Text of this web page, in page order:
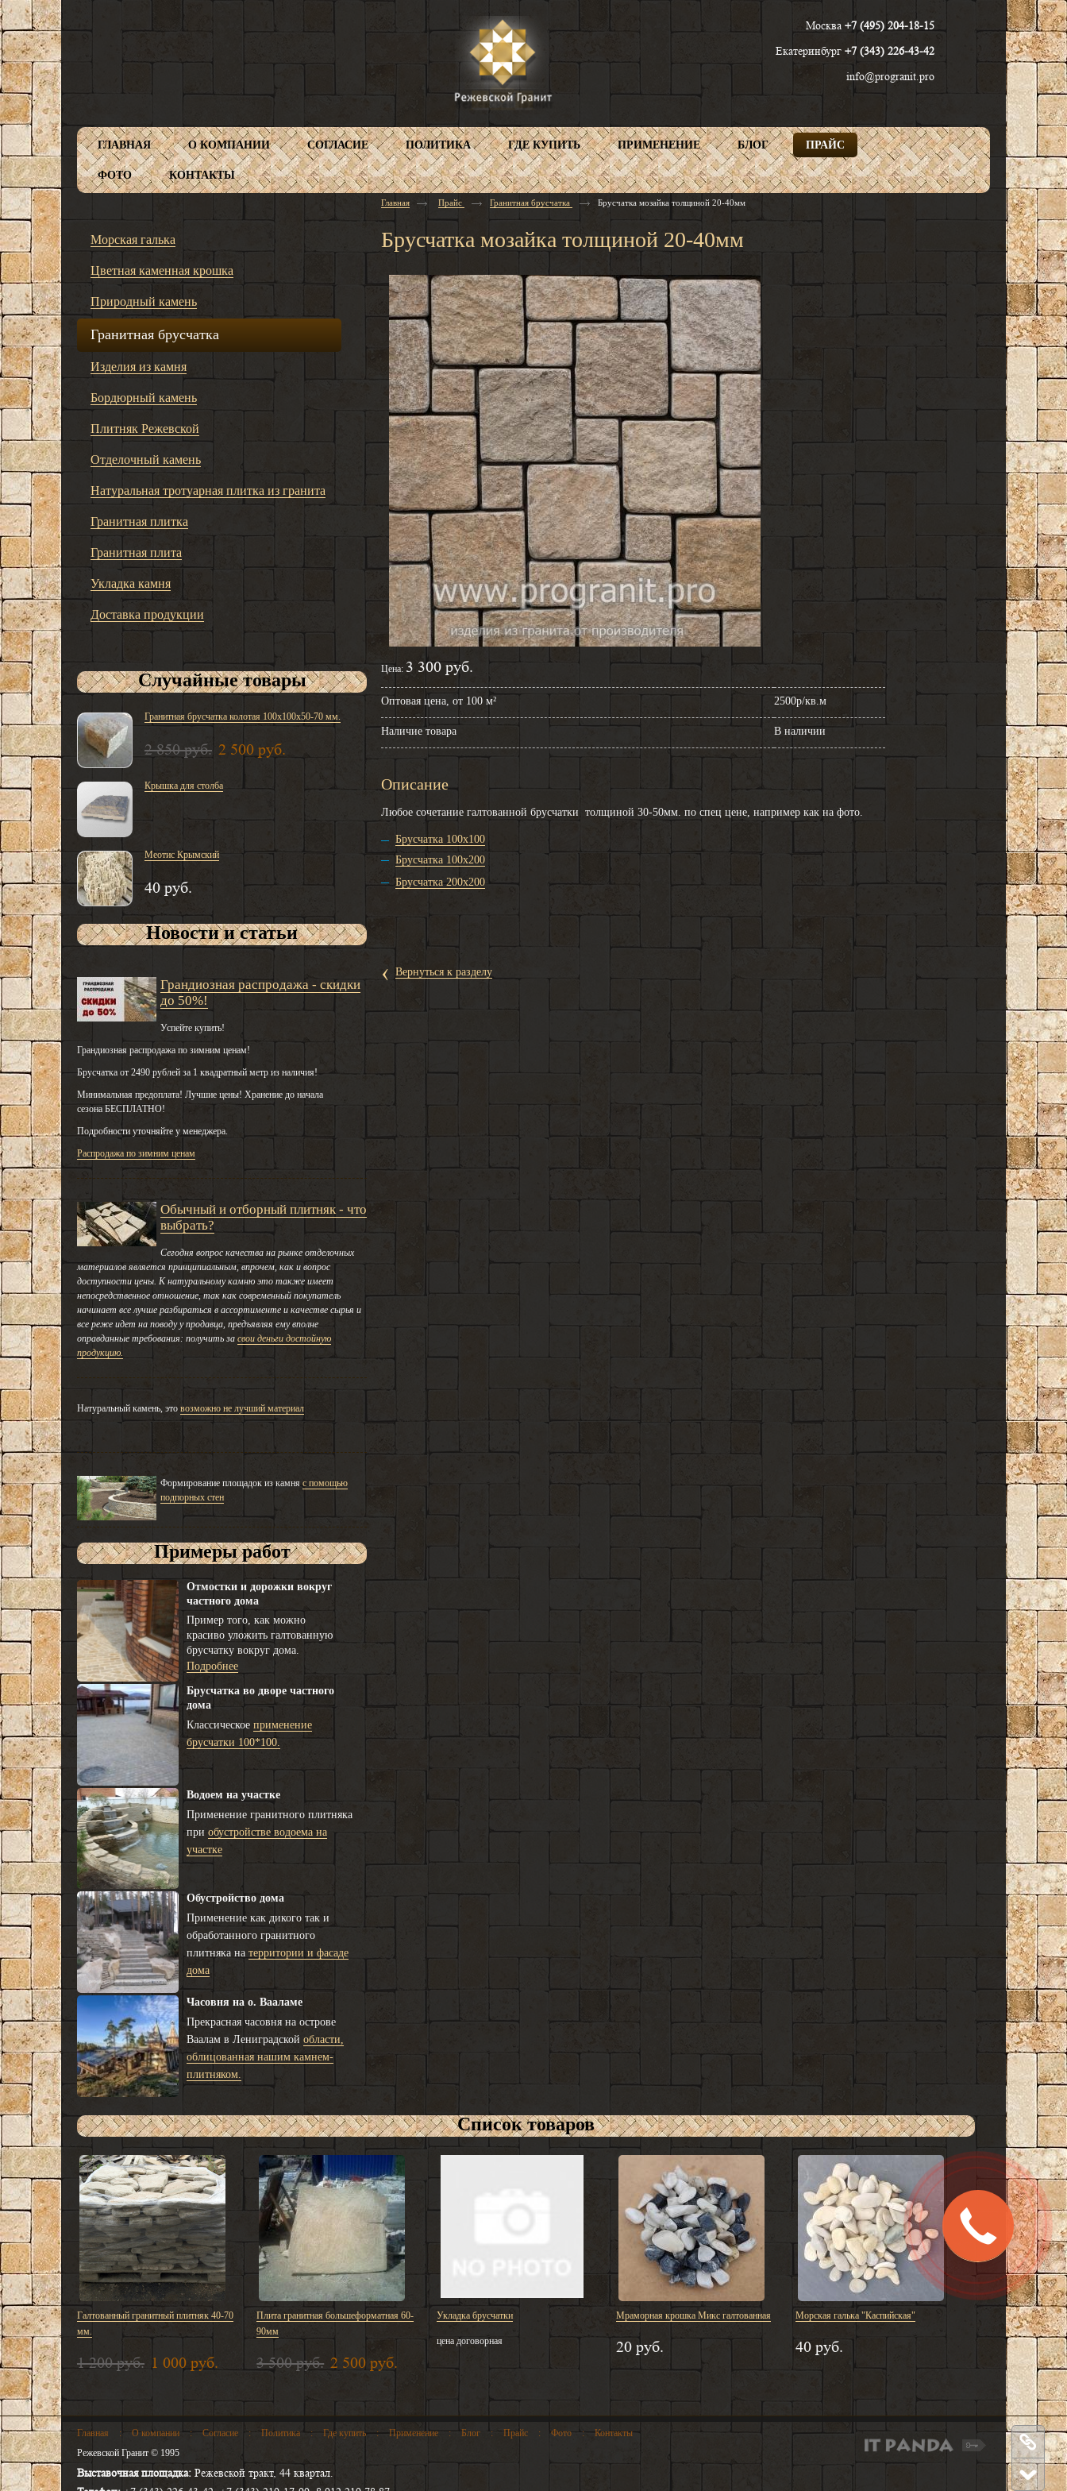
Найти
Москва +7 (495) 204-18-15
Екатеринбург +7 (343) 226-43-42
info@progranit.pro
ГЛАВНАЯ О КОМПАНИИ СОГЛАСИЕ ПОЛИТИКА ГДЕ КУПИТЬ ПРИМЕНЕНИЕ БЛОГ ПРАЙС
ФОТО КОНТАКТЫ
Морская галька
Цветная каменная крошка
Природный камень
Гранитная брусчатка
Изделия из камня
Бордюрный камень
Плитняк Режевской
Отделочный камень
Натуральная тротуарная плитка из гранита
Гранитная плитка
Гранитная плита
Укладка камня
Доставка продукции
Случайные товары
Гранитная брусчатка колотая 100х100х50-70 мм.
2 850 руб. 2 500 руб.
Крышка для столба
Меотис Крымский
40 руб.
Новости и статьи
Грандиозная распродажа - скидки
до 50%!
Успейте купить!
Грандиозная распродажа по зимним ценам!
Брусчатка от 2490 рублей за 1 квадратный метр из наличия!
Минимальная предоплата! Лучшие цены! Хранение до начала
сезона БЕСПЛАТНО!
Подробности уточняйте у менеджера.
Распродажа по зимним ценам
Обычный и отборный плитняк - что
выбрать?
Сегодня вопрос качества на рынке отделочных
материалов является принципиальным, впрочем, как и вопрос
доступности цены. К натуральному камню это также имеет
непосредственное отношение, так как современный покупатель
начинает все лучше разбираться в ассортименте и качестве сырья и
все реже идет на поводу у продавца, предъявляя ему вполне
оправданные требования: получить за свои деньги достойную
продукцию.
Натуральный камень, это возможно не лучший материал
Формирование площадок из камня с помощью
подпорных стен
Примеры работ
Отмостки и дорожки вокруг
частного дома
Пример того, как можно
красиво уложить галтованную
брусчатку вокруг дома.
Подробнее
Брусчатка во дворе частного
дома
Классическое применение
брусчатки 100*100.
Водоем на участке
Применение гранитного плитняка
при обустройстве водоема на
участке
Обустройство дома
Применение как дикого так и
обработанного гранитного
плитняка на территории и фасаде
дома
Часовня на о. Вааламе
Прекрасная часовня на острове
Ваалам в Лениградской области,
облицованная нашим камнем-
плитняком.
Главная Прайс Гранитная брусчатка Брусчатка мозайка толщиной 20-40мм
Брусчатка мозайка толщиной 20-40мм
Цена: 3 300 руб.
Оптовая цена, от 100 м² 2500р/кв.м
Наличие товара В наличии
Описание
Любое сочетание галтованной брусчатки толщиной 30-50мм. по спец цене, например как на фото.
Брусчатка 100х100
Брусчатка 100х200
Брусчатка200х200
‹ Вернуться к разделу
Список товаров
Галтованный гранитный плитняк 40-70
мм.
1 200 руб. 1 000 руб.
Плита гранитная большеформатная 60-
90мм
3 500 руб. 2 500 руб.
Укладка брусчатки
цена договорная
Мраморная крошка Микс галтованная
20 руб.
Морская галька "Каспийская"
40 руб.
Главная : О компании : Согласие : Политика : Где купить : Применение : Блог : Прайс : Фото :
Контакты
Режевской Гранит © 1995
Выставочная площадка: Режевской тракт, 44 квартал.
Заказать
звонок